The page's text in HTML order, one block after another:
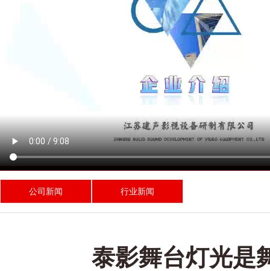
公司新闻 行业新闻
泰影舞台灯光是